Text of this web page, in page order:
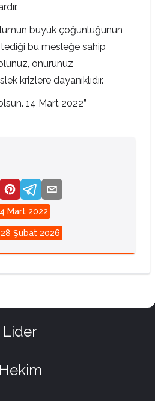
büyük çoğunluğunun
bu mesleğe sahip
onurunuz
krizlere dayanıklıdır.
14 Mart 2022”
Mart 2022
28 Şubat 2026
Lider
Hekim